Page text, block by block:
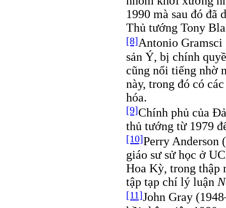
1990 mà sau đó đã
Thủ tướng Tony
[8]Antonio Gramsci
sản Ý, bị chính
cũng nổi tiếng nhờ
này, trong đó có
hóa.
[9]Chính phủ của
thủ tướng từ 1979
[10]Perry Anderson
giáo sư sử học ở
Hoa Kỳ, trong thập
tập tạp chí lý luận
[11]John Gray